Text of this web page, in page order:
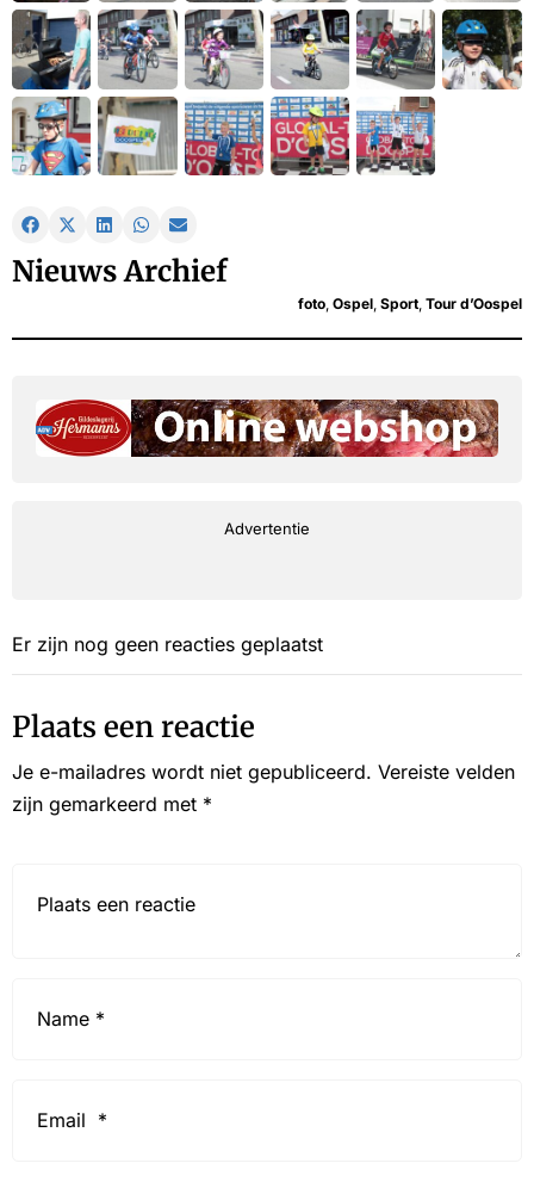
Nieuws Archief
foto Ospel Sport Tour d’Oospel
Advertentie
Er zijn nog geen reacties geplaatst
Plaats een reactie
Je e-mailadres wordt niet gepubliceerd. Vereiste velden
zijn gemarkeerd met *